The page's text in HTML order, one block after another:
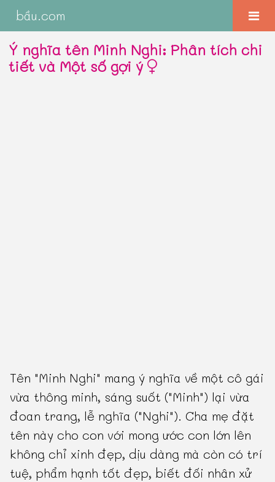
bầu.com
Ý nghĩa tên Minh Nghi: Phân tích chi
tiết và Một số gợi ý
Tên "Minh Nghi" mang ý nghĩa về một cô gái
vừa thông minh, sáng suốt ("Minh") lại vừa
đoan trang, lễ nghĩa ("Nghi"). Cha mẹ đặt
tên này cho con với mong ước con lớn lên
không chỉ xinh đẹp, dịu dàng mà còn có trí
tuệ, phẩm hạnh tốt đẹp, biết đối nhân xử